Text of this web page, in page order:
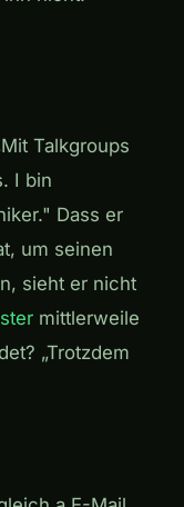
Talkgroups
I bin
Dass er
um seinen
sieht er nicht
mittlerweile
„Trotzdem